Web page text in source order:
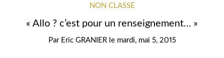
NON CLASSÉ
« Allo ? c’est pour un renseignement… »
Par Eric GRANIER le mardi, mai 5, 2015